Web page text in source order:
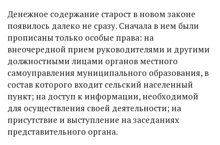
Денежное содержание старост в новом законе
появилось далеко не сразу. Сначала в нем были
прописаны только особые права: на
внеочередной прием руководителями и другими
должностными лицами органов местного
самоуправления муниципального образования, в
состав которого входит сельский населенный
пункт; на доступ к информации, необходимой
для осуществления своей деятельности; на
присутствие и выступление на заседаниях
представительного органа.